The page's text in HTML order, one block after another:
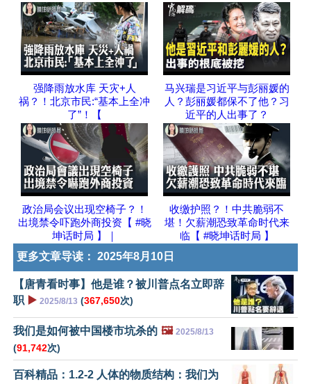
强降雨放水库 天灾+人
祸？！北京市民:“基本上全冲
了”！【
马兴瑞是习近平与彭丽媛的
人？彭丽媛都保不了他？习
近平的人出事了？
政治局会议出现空椅子？！
出境禁令吓跑外商投资【 #晓
坤话时局 】｜
收缴护照？！中共脆弱不
堪！欠薪潮恐致革命时代来
临【 #晓坤话时局 】
更多文章导读： 2025年8月10日
【唐青看时事】他是谁？被川普点名立即辞
职 ▶️ 2025/8/13 (367,650次)
我们是如何被中国楼市坑杀的 🖼️ 2025/8/13
(91,742次)
百科精品：1.2-2 人体的物质结构：我们为